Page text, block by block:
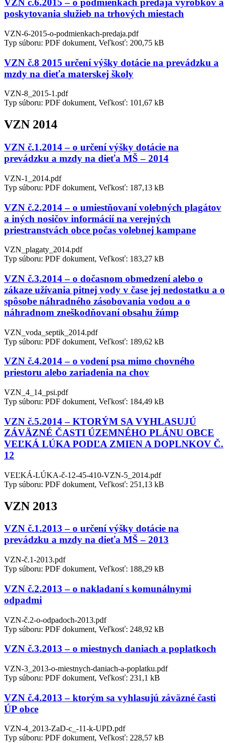
VZN č.6.2015 – o podmienkach predaja výrobkov a
poskytovania služieb na trhových miestach
VZN-6-2015-o-podmienkach-predaja.pdf
Typ súboru: PDF dokument, Veľkosť: 200,75 kB
VZN č.8 2015 určení výšky dotácie na prevádzku a
mzdy na dieťa materskej školy
VZN-8_2015-1.pdf
Typ súboru: PDF dokument, Veľkosť: 101,67 kB
VZN 2014
VZN č.1.2014 – o určení výšky dotácie na
prevádzku a mzdy na dieťa MŠ – 2014
VZN-1_2014.pdf
Typ súboru: PDF dokument, Veľkosť: 187,13 kB
VZN č.2.2014 – o umiestňovaní volebných plagátov
a iných nosičov informácií na verejných
priestranstvách obce počas volebnej kampane
VZN_plagaty_2014.pdf
Typ súboru: PDF dokument, Veľkosť: 183,27 kB
VZN č.3.2014 – o dočasnom obmedzení alebo o
zákaze užívania pitnej vody v čase jej nedostatku a o
spôsobe náhradného zásobovania vodou a o
náhradnom zneškodňovaní obsahu žúmp
VZN_voda_septik_2014.pdf
Typ súboru: PDF dokument, Veľkosť: 189,62 kB
VZN č.4.2014 – o vodení psa mimo chovného
priestoru alebo zariadenia na chov
VZN_4_14_psi.pdf
Typ súboru: PDF dokument, Veľkosť: 184,49 kB
VZN č.5.2014 – KTORÝM SA VYHLASUJÚ
ZÁVÄZNÉ ČASTI ÚZEMNÉHO PLÁNU OBCE
VEĽKÁ LÚKA PODĽA ZMIEN A DOPLNKOV Č.
12
VEĽKÁ-LÚKA-č-12-45-410-VZN-5_2014.pdf
Typ súboru: PDF dokument, Veľkosť: 251,13 kB
VZN 2013
VZN č.1.2013 – o určení výšky dotácie na
prevádzku a mzdy na dieťa MŠ – 2013
VZN-č.1-2013.pdf
Typ súboru: PDF dokument, Veľkosť: 188,29 kB
VZN č.2.2013 – o nakladaní s komunálnymi
odpadmi
VZN-č.2-o-odpadoch-2013.pdf
Typ súboru: PDF dokument, Veľkosť: 248,92 kB
VZN č.3.2013 – o miestnych daniach a poplatkoch
VZN-3_2013-o-miestnych-daniach-a-poplatku.pdf
Typ súboru: PDF dokument, Veľkosť: 231,1 kB
VZN č.4.2013 – ktorým sa vyhlasujú záväzné časti
ÚP obce
VZN-4_2013-ZaD-c_-11-k-UPD.pdf
Typ súboru: PDF dokument, Veľkosť: 228,57 kB